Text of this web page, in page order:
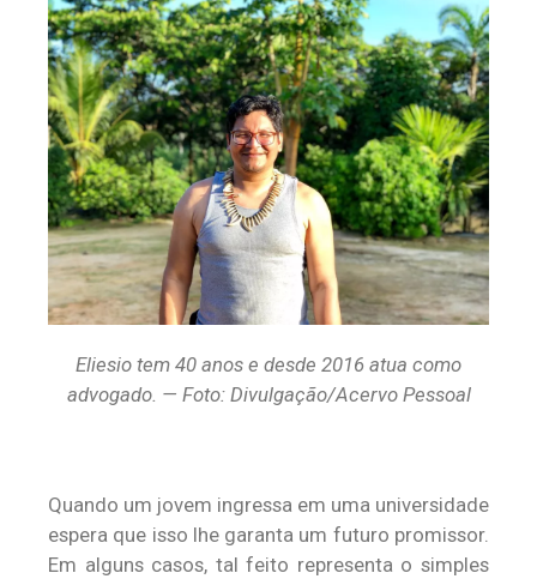
Eliesio tem 40 anos e desde 2016 atua como
advogado. — Foto: Divulgação/Acervo Pessoal
Quando um jovem ingressa em uma universidade
espera que isso lhe garanta um futuro promissor.
Em alguns casos, tal feito representa o simples